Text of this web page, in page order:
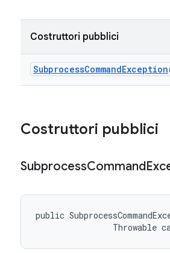
Costruttori pubblici
SubprocessCommandException
Costruttori pubblici
SubprocessCommand
public
Throwable